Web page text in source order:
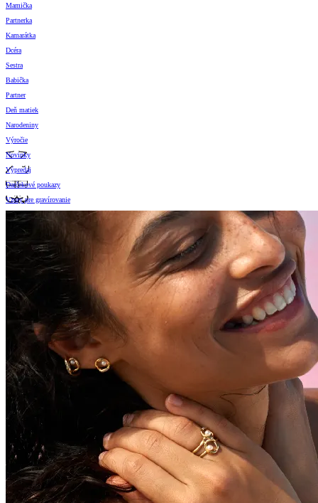
Mamička
Partnerka
Kamarátka
Dcéra
Sestra
Babička
Partner
Deň matiek
Narodeniny
Výročie
Novinky
Výpredaj
Darčekové poukazy
Vzory pre gravírovanie